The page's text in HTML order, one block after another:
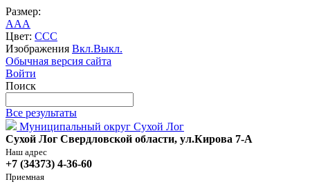
Размер:
AAA
Цвет: CCC
Изображения Вкл.Выкл.
Обычная версия сайта
Войти
Поиск
Все результаты
Муниципальный округ Сухой Лог
Сухой Лог Свердловской области, ул.Кирова 7-А
Наш адрес
+7 (34373) 4-36-60
Приемная